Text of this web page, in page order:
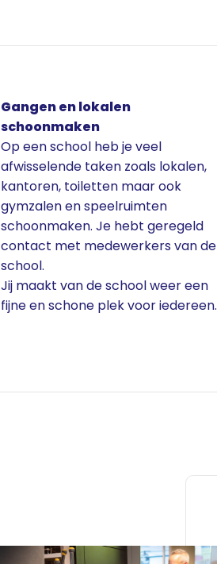
Gangen en lokalen
schoonmaken
Op een school heb je veel
afwisselende taken zoals lokalen,
kantoren, toiletten maar ook
gymzalen en speelruimten
schoonmaken. Je hebt geregeld
contact met medewerkers van de
school.
Jij maakt van de school weer een
fijne en schone plek voor iedereen.